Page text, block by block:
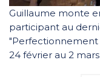
Guillaume monte
participant au
"Perfectionnement
24 février au 2